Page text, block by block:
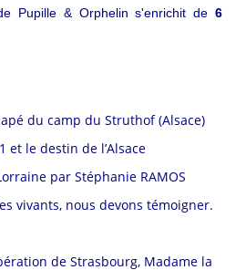
Pupille & Orphelin s'enrichit de 6
du camp du Struthof (Alsace)
et le destin de l’Alsace
par Stéphanie RAMOS
vivants, nous devons témoigner.
de Strasbourg, Madame la